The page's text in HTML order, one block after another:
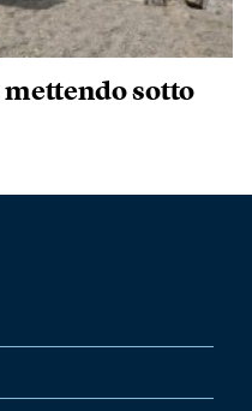
mettendo sotto